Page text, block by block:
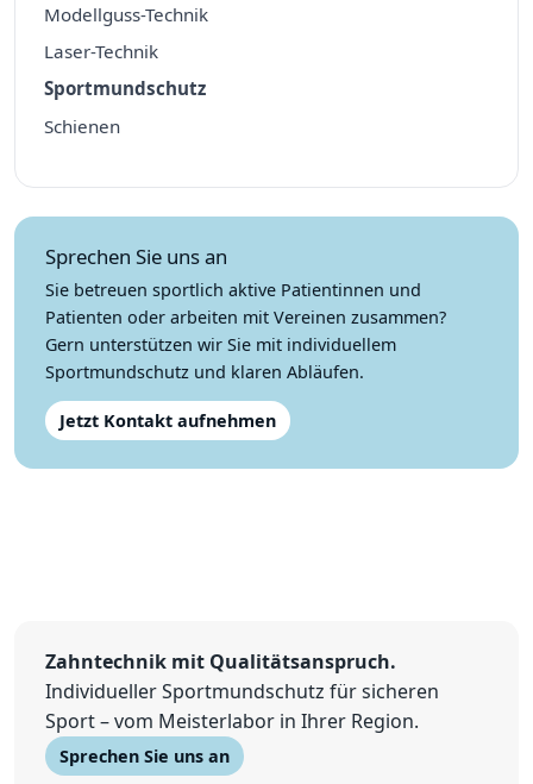
Modellguss-Technik
Laser-Technik
Sportmundschutz
Schienen
Sprechen Sie uns an
Sie betreuen sportlich aktive Patientinnen und
Patienten oder arbeiten mit Vereinen zusammen?
Gern unterstützen wir Sie mit individuellem
Sportmundschutz und klaren Abläufen.
Jetzt Kontakt aufnehmen
Zahntechnik mit Qualitätsanspruch.
Individueller Sportmundschutz für sicheren
Sport – vom Meisterlabor in Ihrer Region.
Sprechen Sie uns an